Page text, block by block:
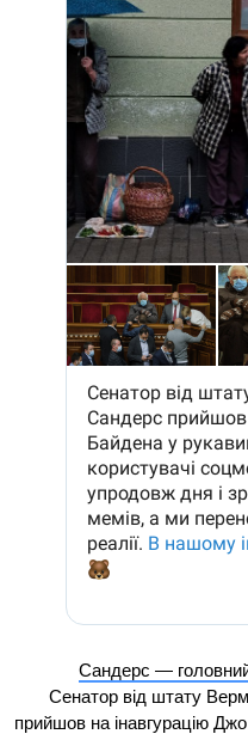
Сандерс — головний
Сенатор від штату
прийшов на інавгурацію